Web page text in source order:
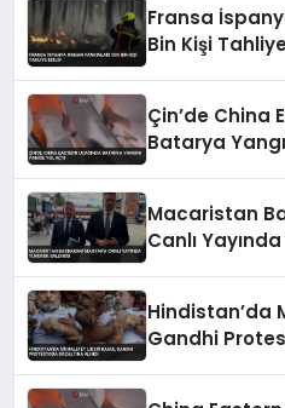
Fransa
Bin Kişi
Çin’de China
Batarya
Macaristan
Canlı
Hindistan’da
Gandhi